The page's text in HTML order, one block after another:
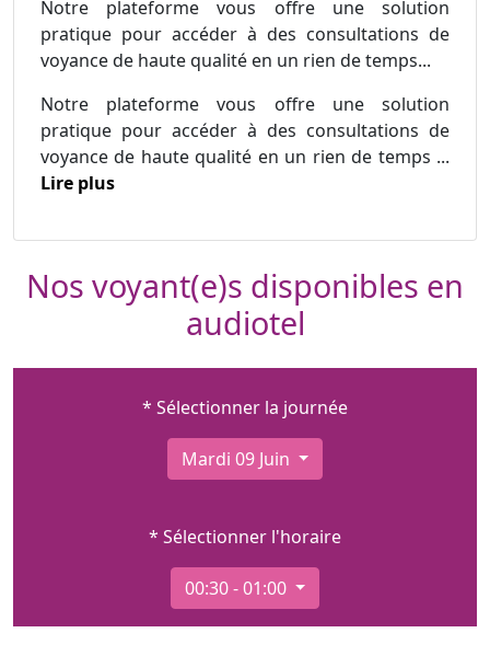
Notre plateforme vous offre une solution
pratique pour accéder à des consultations de
voyance de haute qualité en un rien de temps...
Notre plateforme vous offre une solution
pratique pour accéder à des consultations de
voyance de haute qualité en un rien de temps ...
Lire plus
Nos voyant(e)s disponibles en
audiotel
* Sélectionner la journée
Mardi 09 Juin
* Sélectionner l'horaire
00:30 - 01:00